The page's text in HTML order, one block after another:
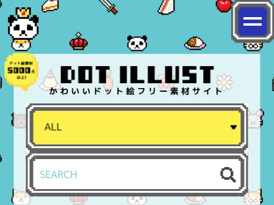
かわいいドット絵フリー素材サイト